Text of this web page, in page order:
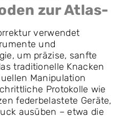
zur Atlas-
verwendet
und
um präzise, sanfte
traditionelle Knacken
Manipulation
Protokolle wie
federbelastete Geräte,
ausüben – etwa die